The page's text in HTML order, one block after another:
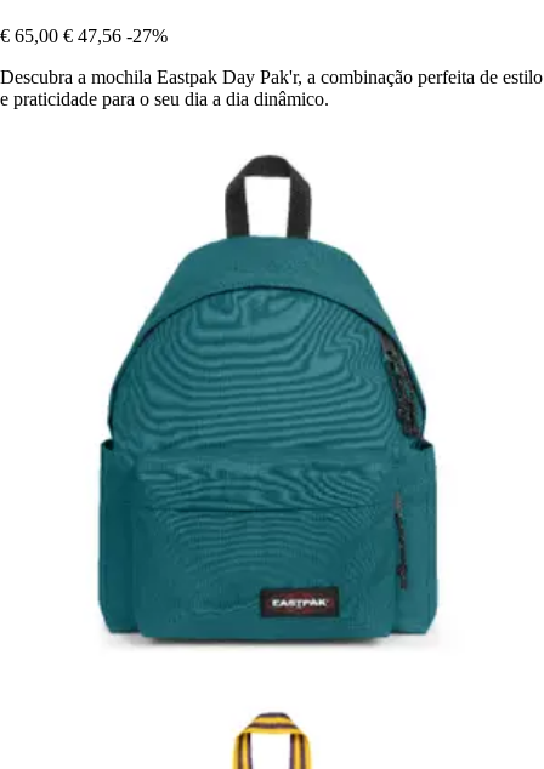
€ 65,00 € 47,56 -27%
Descubra a mochila Eastpak Day Pak'r, a combinação perfeita de estilo
e praticidade para o seu dia a dia dinâmico.